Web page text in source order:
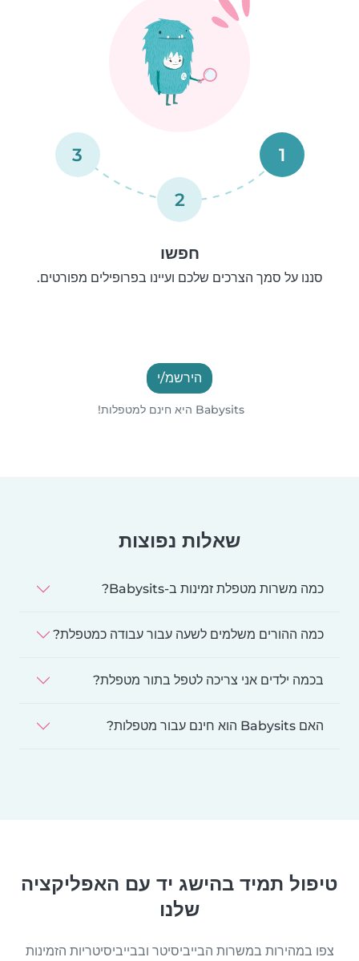
1
2
3
חפשו
סננו על סמך הצרכים שלכם ועיינו בפרופילים מפורטים.
הירשמ/י
Babysits היא חינם למטפלות!
שאלות נפוצות
כמה משרות מטפלת זמינות ב-Babysits?
כמה ההורים משלמים לשעה עבור עבודה כמטפלת?
בכמה ילדים אני צריכה לטפל בתור מטפלת?
האם Babysits הוא חינם עבור מטפלות?
טיפול תמיד בהישג יד עם האפליקציה
שלנו
צפו במהירות במשרות הבייביסיטר ובבייביסיטריות הזמינות